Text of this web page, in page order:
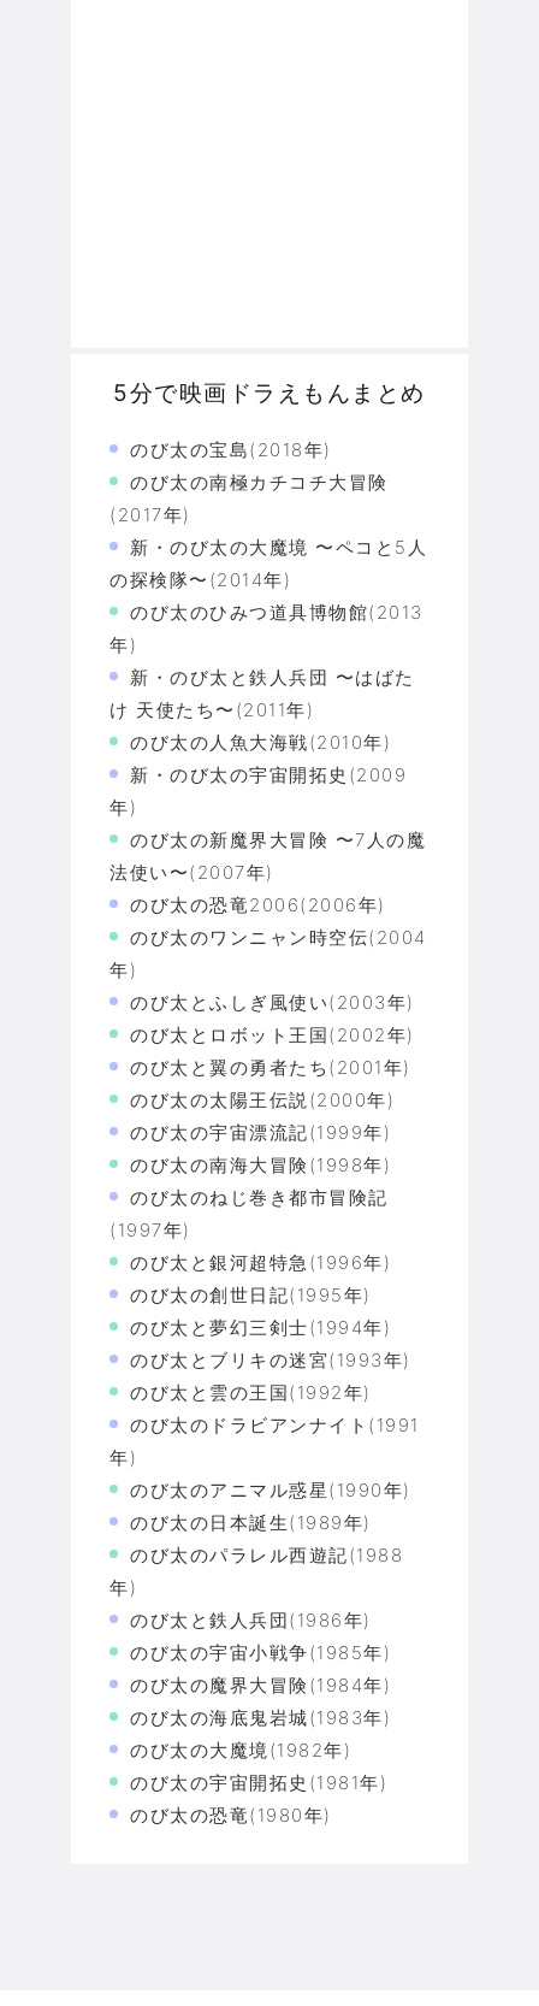
5分で映画ドラえもんまとめ
のび太の宝島(2018年)
のび太の南極カチコチ大冒険
(2017年)
新・のび太の大魔境 〜ペコと5人
の探検隊〜(2014年)
のび太のひみつ道具博物館(2013
年)
新・のび太と鉄人兵団 〜はばた
け 天使たち〜(2011年)
のび太の人魚大海戦(2010年)
新・のび太の宇宙開拓史(2009
年)
のび太の新魔界大冒険 〜7人の魔
法使い〜(2007年)
のび太の恐竜2006(2006年)
のび太のワンニャン時空伝(2004
年)
のび太とふしぎ風使い(2003年)
のび太とロボット王国(2002年)
のび太と翼の勇者たち(2001年)
のび太の太陽王伝説(2000年)
のび太の宇宙漂流記(1999年)
のび太の南海大冒険(1998年)
のび太のねじ巻き都市冒険記
(1997年)
のび太と銀河超特急(1996年)
のび太の創世日記(1995年)
のび太と夢幻三剣士(1994年)
のび太とブリキの迷宮(1993年)
のび太と雲の王国(1992年)
のび太のドラビアンナイト(1991
年)
のび太のアニマル惑星(1990年)
のび太の日本誕生(1989年)
のび太のパラレル西遊記(1988
年)
のび太と鉄人兵団(1986年)
のび太の宇宙小戦争(1985年)
のび太の魔界大冒険(1984年)
のび太の海底鬼岩城(1983年)
のび太の大魔境(1982年)
のび太の宇宙開拓史(1981年)
のび太の恐竜(1980年)